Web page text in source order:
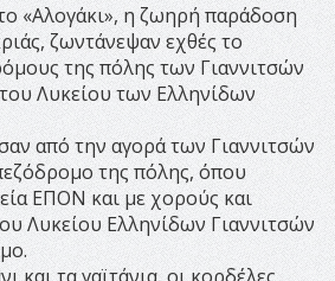
«Αλογάκι», η ζωηρή παράδοση
ζωντάνεψαν εχθές το
της πόλης των Γιαννιτσών
Λυκείου των Ελληνίδων
από την αγορά των Γιαννιτσών
της πόλης, όπου
ΕΠΟΝ και με χορούς και
Λυκείου Ελληνίδων Γιαννιτσών
και τα γαϊτάνια, οι κορδέλες